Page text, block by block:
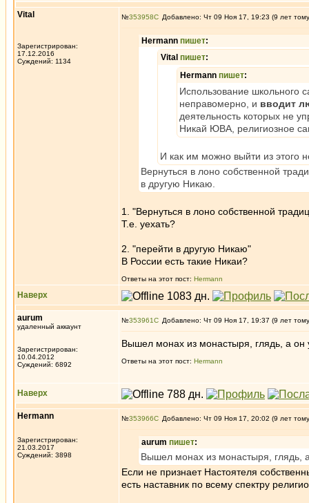
Vital
Зарегистрирован:
17.12.2016
Суждений: 1134
№353958 Добавлено: Чт 09 Ноя 17, 19:23 (9 лет
Hermann пишет:
Vital пишет:
Hermann пишет:
Использование школьного
неправомерно, и вводит
деятельность которых не
Никай ЮВА, религиозное
И как им можно выйти из этого
Вернуться в лоно собственной
в другую Никаю.
1. "Вернуться в лоно собственной
Т.е. уехать?
2. "перейти в другую Никаю"
В России есть такие Никаи?
Ответы на этот пост: Hermann
Наверх
aurum
удаленный аккаунт
Зарегистрирован:
10.04.2012
Суждений: 6892
№353961 Добавлено: Чт 09 Ноя 17, 19:37 (9 лет
Вышел монах из монастыря, глядь, а он
Ответы на этот пост: Hermann
Наверх
Hermann
Зарегистрирован:
21.03.2017
Суждений: 3898
№353966 Добавлено: Чт 09 Ноя 17, 20:02 (9 лет
aurum пишет:
Вышел монах из монастыря, глядь,
Если не признает Настоятеля
есть наставник по всему спектру